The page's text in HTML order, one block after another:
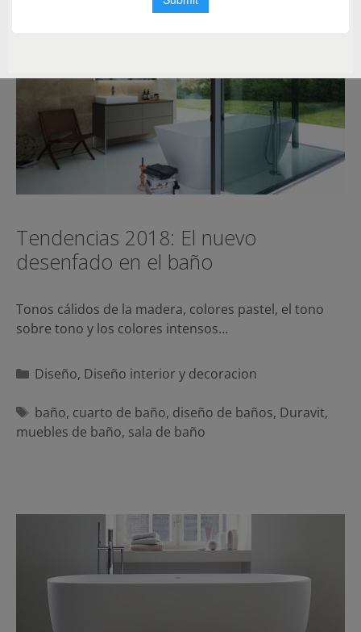
Tendencias 2018: El nuevo
desenfado en el baño
Tonos cálidos de la madera, colores pastel, el tono
sobre tono y los colores intensos…
Categorías
Diseño, Diseño interior y decoracion
Etiquetas
baño, cuarto de baño, diseño de baños, Duravit,
muebles de baño, sala de baño